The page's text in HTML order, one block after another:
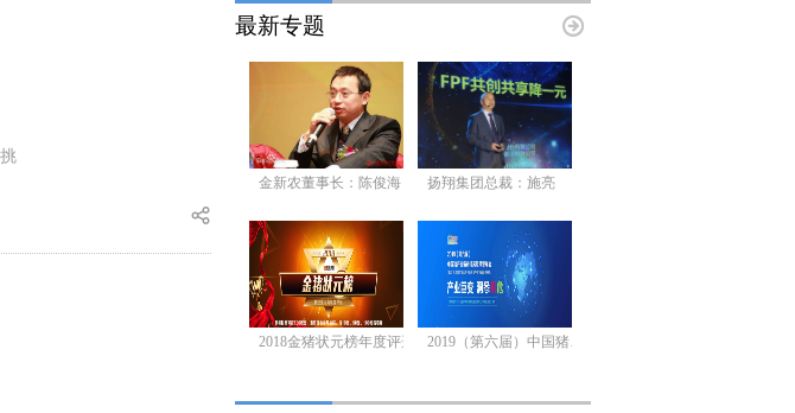
最新专题
金新农董事长：陈俊海 扬翔集团总裁：施亮
2018金猪状元榜年度评选 2019（第六届）中国猪产业链市场风险预警年会